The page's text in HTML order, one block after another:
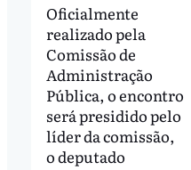
Oficialmente
realizado pela
Comissão de
Administração
Pública, o encontro
será presidido pelo
líder da comissão,
o deputado